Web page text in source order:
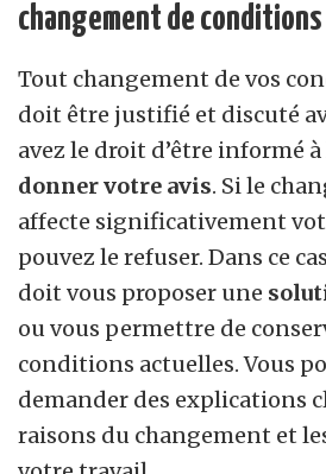
changement de conditions
Tout changement de vos
doit être justifié et discuté
avez le droit d’être informé à
donner votre avis. Si le
affecte significativement
pouvez le refuser. Dans ce
doit vous proposer une
ou vous permettre de
conditions actuelles. Vous
demander des explications
raisons du changement et